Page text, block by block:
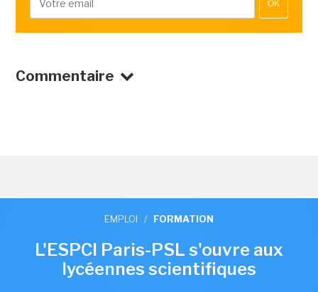
OK
Commentaire
EMPLOI / FORMATION
L'ESPCI Paris-PSL s'ouvre aux
lycéennes scientifiques